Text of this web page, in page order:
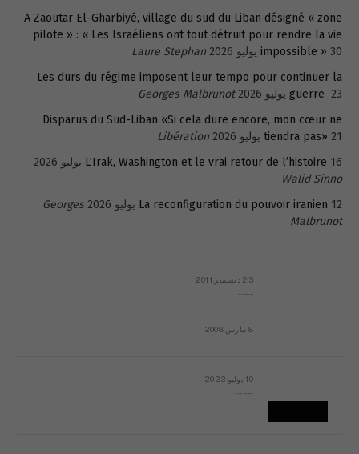
A Zaoutar El-Gharbiyé, village du sud du Liban désigné « zone
pilote » : « Les Israéliens ont tout détruit pour rendre la vie
impossible » 30 يوليو 2026
Laure Stephan
Les durs du régime imposent leur tempo pour continuer la
guerre 23 يوليو 2026
Georges Malbrunot
Disparus du Sud-Liban «Si cela dure encore, mon cœur ne
tiendra pas» 21 يوليو 2026
Libération
L’Irak, Washington et le vrai retour de l’histoire 16 يوليو 2026
Walid Sinno
La reconfiguration du pouvoir iranien 12 يوليو 2026
Georges
Malbrunot
23 ديسمبر 2011
8 مارس 2008
19 يوليو 2023